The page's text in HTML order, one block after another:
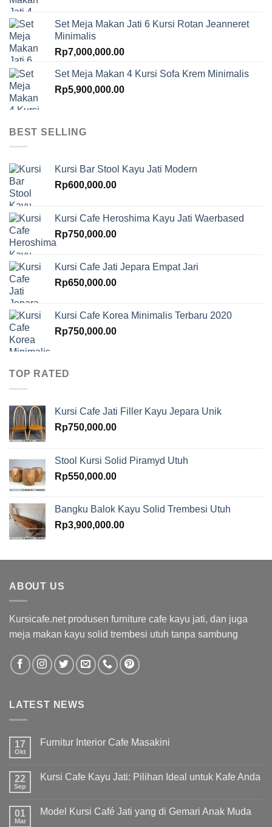
Set Meja Makan Jati 6 Kursi Rotan Jeanneret
Minimalis
Rp7,000,000.00
Set Meja Makan 4 Kursi Sofa Krem Minimalis
Rp5,900,000.00
BEST SELLING
Kursi Bar Stool Kayu Jati Modern
Rp600,000.00
Kursi Cafe Heroshima Kayu Jati Waerbased
Rp750,000.00
Kursi Cafe Jati Jepara Empat Jari
Rp650,000.00
Kursi Cafe Korea Minimalis Terbaru 2020
Rp750,000.00
TOP RATED
Kursi Cafe Jati Filler Kayu Jepara Unik
Rp750,000.00
Stool Kursi Solid Piramyd Utuh
Rp550,000.00
Bangku Balok Kayu Solid Trembesi Utuh
Rp3,900,000.00
ABOUT US
Kursicafe.net produsen furniture cafe kayu jati, dan juga
meja makan kayu solid trembesi utuh tanpa sambung
LATEST NEWS
17
Okt
Furnitur Interior Cafe Masakini
22
Sep
Kursi Cafe Kayu Jati: Pilihan Ideal untuk Kafe Anda
01
Mar
Model Kursi Café Jati yang di Gemari Anak Muda